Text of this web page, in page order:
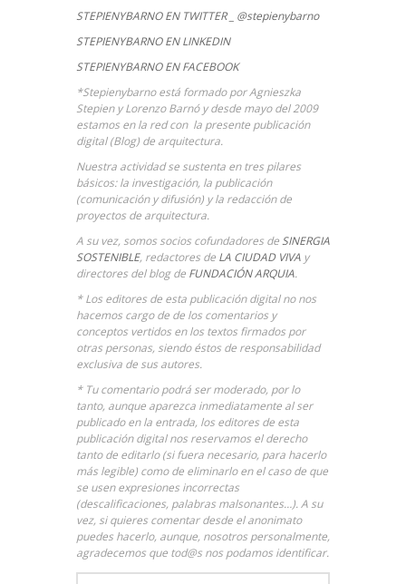
STEPIENYBARNO EN TWITTER _ @stepienybarno
STEPIENYBARNO EN LINKEDIN
STEPIENYBARNO EN FACEBOOK
*Stepienybarno está formado por Agnieszka
Stepien y Lorenzo Barnó y desde mayo del 2009
estamos en la red con la presente publicación
digital (Blog) de arquitectura.
Nuestra actividad se sustenta en tres pilares
básicos: la investigación, la publicación
(comunicación y difusión) y la redacción de
proyectos de arquitectura.
A su vez, somos socios cofundadores deSINERGIA
SOSTENIBLE, redactores de LA CIUDAD VIVA y
directores del blog de FUNDACIÓN ARQUIA.
* Los editores de esta publicación digital no nos
hacemos cargo de de los comentarios y
conceptos vertidos en los textos firmados por
otras personas, siendo éstos de responsabilidad
exclusiva de sus autores.
* Tu comentario podrá ser moderado, por lo
tanto, aunque aparezca inmediatamente al ser
publicado en la entrada, los editores de esta
publicación digital nos reservamos el derecho
tanto de editarlo (si fuera necesario, para hacerlo
más legible) como de eliminarlo en el caso de que
se usen expresiones incorrectas
(descalificaciones, palabras malsonantes…). A su
vez, si quieres comentar desde el anonimato
puedes hacerlo, aunque, nosotros personalmente,
agradecemos que tod@s nos podamos identificar.